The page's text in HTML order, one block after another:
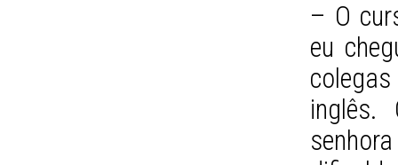
– O
eu
inglês.